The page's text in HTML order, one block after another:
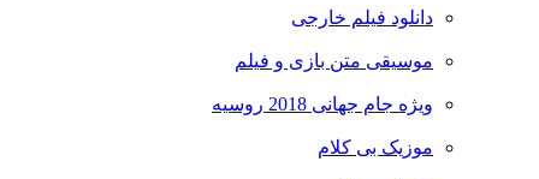
دانلود فیلم خارجی
موسیقی متن بازی و فیلم
ویژه جام جهانی 2018 روسیه
موزیک بی کلام